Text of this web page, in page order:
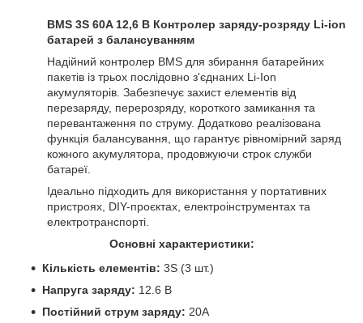
BMS 3S 60A 12,6 В Контролер заряду-розряду Li-ion
батарей з балансуванням
Надійний контролер BMS для збирання батарейних
пакетів із трьох послідовно з'єднаних Li-Ion
акумуляторів. Забезпечує захист елементів від
перезаряду, перерозряду, короткого замикання та
перевантаження по струму. Додатково реалізована
функція балансування, що гарантує рівномірний заряд
кожного акумулятора, продовжуючи строк служби
батареї.
Ідеально підходить для використання у портативних
пристроях, DIY-проєктах, електроінструментах та
електротранспорті.
Основні характеристики:
Кількість елементів: 3S (3 шт.)
Напруга заряду: 12.6 В
Постійний струм заряду: 20А